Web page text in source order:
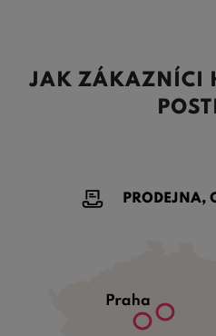
JAK ZÁKAZNÍCI
PRODEJNA,